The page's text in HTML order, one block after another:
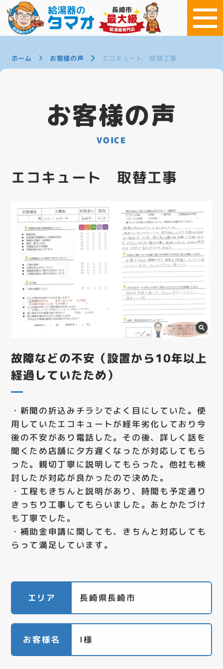
ホーム お客様の声 エコキュート 取替工事
お客様の声
VOICE
エコキュート 取替工事
故障などの不安（設置から10年以上
経過していたため）
・新聞の折込みチラシでよく目にしていた。使
用していたエコキュートが経年劣化しており今
後の不安があり電話した。その後、詳しく話を
聞くため店舗に夕方遅くなったが対応してもら
った。親切丁寧に説明してもらった。他社も検
討したが対応が良かったので決めた。
・工程もきちんと説明があり、時間も予定通り
きっちり工事してもらいました。あとかたづけ
も丁寧でした。
・補助金申請に関しても、きちんと対応しても
らって満足しています。
エリア 長崎県長崎市
お客様名 I様